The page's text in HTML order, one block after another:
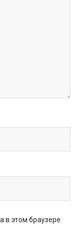
в этом браузере